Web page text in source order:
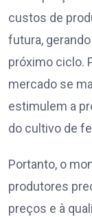
custos de
futura,
próximo ciclo.
mercado se
estimulem a
do cultivo de
Portanto, o
produtores
preços e à